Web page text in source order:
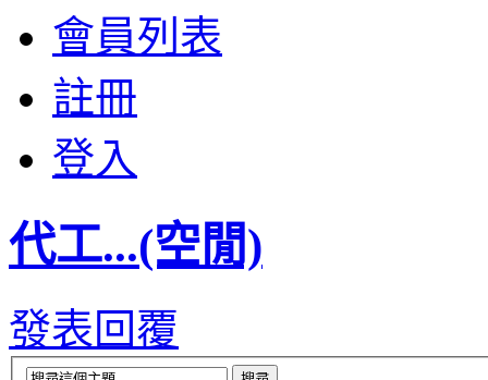
會員列表
註冊
登入
代工...(空閒)
發表回覆